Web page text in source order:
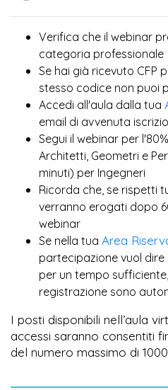
Verifica che il webinar
categoria professionale
Se hai già ricevuto CFP
stesso codice non puoi
Accedi all'aula dalla tua
email di avvenuta
Segui il webinar per
Architetti, Geometri e
minuti) per Ingegneri
Ricorda che, se rispetti
verranno erogati dopo
webinar
Se nella tua Area
partecipazione vuol
per un tempo
registrazione sono
I posti disponibili nell’aula
accessi saranno consentiti
del numero massimo di